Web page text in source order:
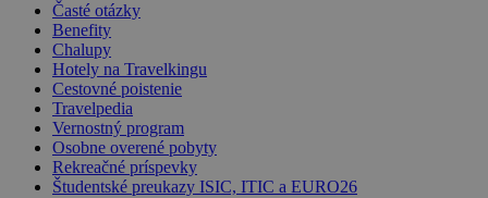
Časté otázky
Benefity
Chalupy
Hotely na Travelkingu
Cestovné poistenie
Travelpedia
Vernostný program
Osobne overené pobyty
Rekreačné príspevky
Študentské preukazy ISIC, ITIC a EURO26